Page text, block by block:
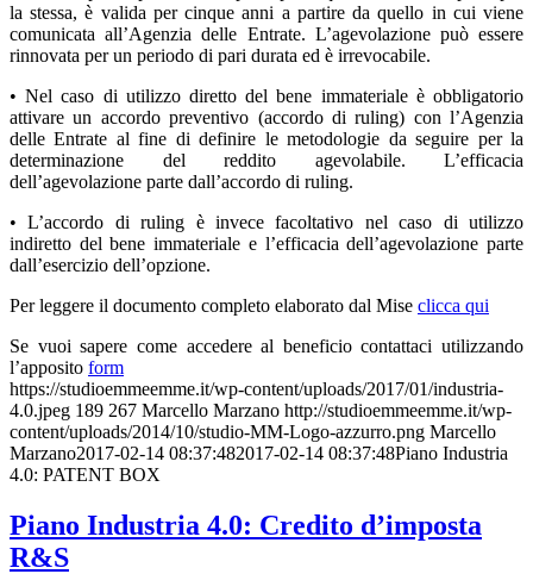
la stessa, è valida per cinque anni a partire da quello in cui viene
comunicata all’Agenzia delle Entrate. L’agevolazione può essere
rinnovata per un periodo di pari durata ed è irrevocabile.
• Nel caso di utilizzo diretto del bene immateriale è obbligatorio
attivare un accordo preventivo (accordo di ruling) con l’Agenzia
delle Entrate al fine di definire le metodologie da seguire per la
determinazione del reddito agevolabile. L’efficacia
dell’agevolazione parte dall’accordo di ruling.
• L’accordo di ruling è invece facoltativo nel caso di utilizzo
indiretto del bene immateriale e l’efficacia dell’agevolazione parte
dall’esercizio dell’opzione.
Per leggere il documento completo elaborato dal Mise clicca qui
Se vuoi sapere come accedere al beneficio contattaci utilizzando
l’apposito form
https://studioemmeemme.it/wp-content/uploads/2017/01/industria-
4.0.jpeg 189 267 Marcello Marzano http://studioemmeemme.it/wp-
content/uploads/2014/10/studio-MM-Logo-azzurro.png Marcello
Marzano2017-02-14 08:37:482017-02-14 08:37:48Piano Industria
4.0: PATENT BOX
Piano Industria 4.0: Credito d’imposta
R&S